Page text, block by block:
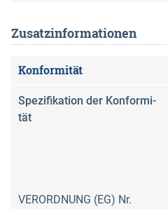
Zusatzinformationen
Kon­formi­tät
Spezifi­kation der Kon­formi­
tät
VERORDNUNG (EG) Nr.